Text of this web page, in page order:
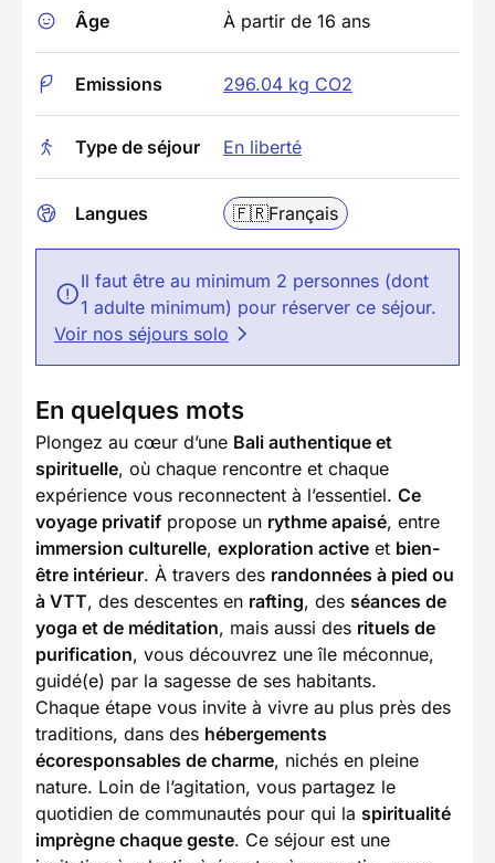
Âge À partir de 16 ans
Emissions 296.04 kg CO2
Type de séjour En liberté
Langues 🇫🇷Français
Il faut être au minimum 2 personnes (dont
1 adulte minimum) pour réserver ce séjour.
Voir nos séjours solo
En quelques mots
Plongez au cœur d’une Bali authentique et
spirituelle, où chaque rencontre et chaque
expérience vous reconnectent à l’essentiel. Ce
voyage privatif propose un rythme apaisé, entre
immersion culturelle, exploration active et bien-
être intérieur. À travers des randonnées à pied ou
à VTT, des descentes en rafting, des séances de
yoga et de méditation, mais aussi des rituels de
purification, vous découvrez une île méconnue,
guidé(e) par la sagesse de ses habitants.
Chaque étape vous invite à vivre au plus près des
traditions, dans des hébergements
écoresponsables de charme, nichés en pleine
nature. Loin de l’agitation, vous partagez le
quotidien de communautés pour qui la spiritualité
imprègne chaque geste. Ce séjour est une